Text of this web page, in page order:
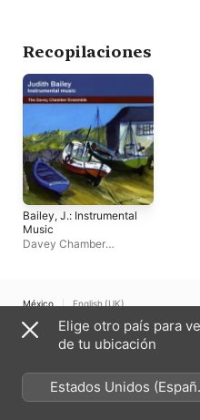
Recopilaciones
Bailey, J.: Instrumental
Music
Davey Chamber
México English (UK)
Copyright © 2026 Apple Inc.
Todos los
Advertencia sobre cookies
Soporte
Elige otro país para
de tu ubicación
Estados Unidos
México)